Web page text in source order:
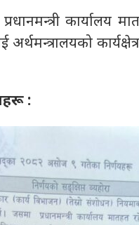
कार्यालय
: